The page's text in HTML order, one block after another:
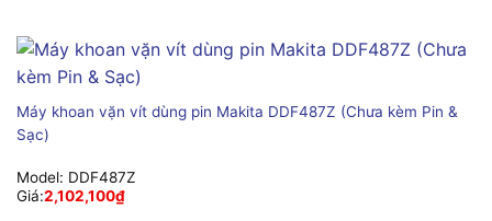
Máy khoan vặn vít dùng pin Makita DDF487Z (Chưa kèm Pin &
Sạc)
Model: DDF487Z
Giá:2,102,100₫